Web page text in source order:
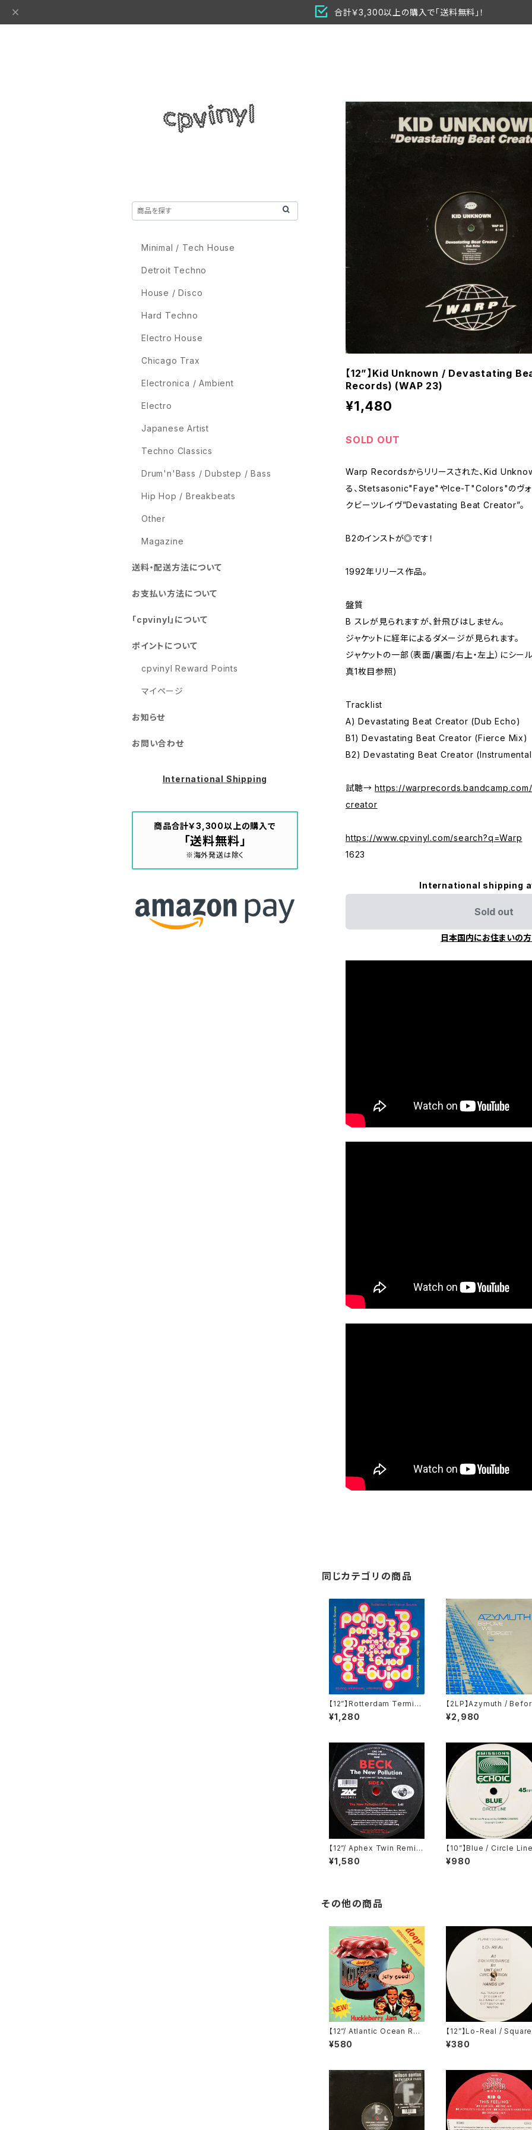
合計￥3,300以上の購入で「送料無料」！
【12”】Kid Unknown / Devastating
Records) (WAP 23)
¥1,480
SOLD OUT
Warp Recordsからリリースされた、Kid
る、Stetsasonic"Faye"やIce-T"Colors"のヴォ
クビーツレイヴ”Devastating Beat Creator”。
B2のインストが◎です！
1992年リリース作品。
盤質
B スレが見られますが、針飛びはしません。
ジャケットに経年によるダメージが見られます。
ジャケットの一部（表面/裏面/右上・左上）にシー
真1枚目参照)
Tracklist
A) Devastating Beat Creator (Dub Echo)
B1) Devastating Beat Creator (Fierce Mix)
B2) Devastating Beat Creator
試聴→https://
creator
https://www.cpvinyl.com/search?q=Warp
1623
International shipping
Sold out
日本国内にお住まいの
同じカテゴリの商品
【12”】Rotterdam Termina
tion Source / Poing (SEP
Music) (EDGE 12-4)
¥1,280
【2LP】Azymuth /
We Forget (Far Out
ordings) (FARO
¥2,980
【12”/ Aphex Twin Remi
x】Beck / The New Pollu
tion (Zac Records) (ZAC
¥1,580
【10”】Blue / Circle
(Emissions Echoic)
18)
¥980
その他の商品
【12”/ Atlantic Ocean Re
mix】Doop / Huckleberry
Jam (City Beat) (CBE 12
¥580
【12”】Lo-Real /
ance (Planet Source)
LANETSOURCE07)
¥380
Minimal / Tech House
Detroit Techno
House / Disco
Hard Techno
Electro House
Chicago Trax
Electronica / Ambient
Electro
Japanese Artist
Techno Classics
Drum'n'Bass / Dubstep / Bass
Hip Hop / Breakbeats
Other
Magazine
送料・配送方法について
お支払い方法について
「cpvinyl」について
ポイントについて
cpvinyl Reward Points
マイページ
お知らせ
お問い合わせ
International Shipping
商品合計￥3,300以上の購入で
「送料無料」
※海外発送は除く